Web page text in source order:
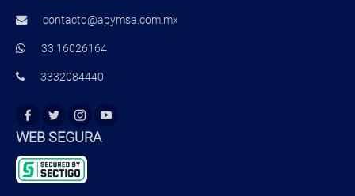
contacto@apymsa.com.mx
33 16026164
3332084440
WEB SEGURA